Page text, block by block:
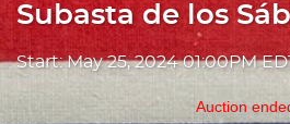
Subasta de los
Start: May 25, 2024 01:00PM
Auction